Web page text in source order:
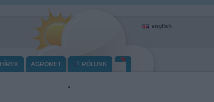
english
HÍREK AGROMET RÓLUNK